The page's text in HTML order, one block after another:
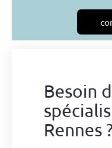
Besoin
Rennes